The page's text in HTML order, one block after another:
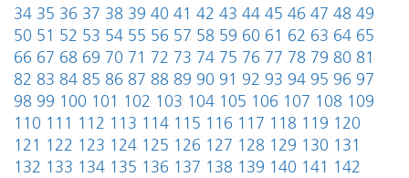
34 35 36 37 38 39 40 41 42 43 44 45 46 47 48 49
50 51 52 53 54 55 56 57 58 59 60 61 62 63 64 65
66 67 68 69 70 71 72 73 74 75 76 77 78 79 80 81
82 83 84 85 86 87 88 89 90 91 92 93 94 95 96 97
98 99 100 101 102 103 104 105 106 107 108 109
110 111 112 113 114 115 116 117 118 119 120
121 122 123 124 125 126 127 128 129 130 131
132 133 134 135 136 137 138 139 140 141 142